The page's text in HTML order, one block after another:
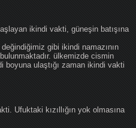
ikindi vakti, güneşin batışına
gibi ikindi namazının
ülkemizde cismin
boyuna ulaştığı zaman ikindi vakti
Ufuktaki kızıllığın yok olmasına